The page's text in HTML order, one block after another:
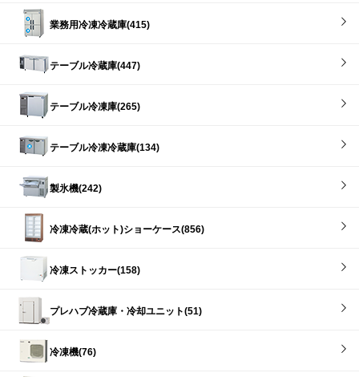
業務用冷凍冷蔵庫(415)
テーブル冷蔵庫(447)
テーブル冷凍庫(265)
テーブル冷凍冷蔵庫(134)
製氷機(242)
冷凍冷蔵(ホット)ショーケース(856)
冷凍ストッカー(158)
プレハブ冷蔵庫・冷却ユニット(51)
冷凍機(76)